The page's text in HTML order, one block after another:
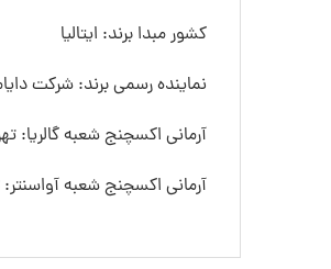
کشور مبدا برند: ایتالیا
نماینده رسمی برند: شرکت
آرمانی اکسچنج شعبه گالریا:
آرمانی اکسچنج شعبه